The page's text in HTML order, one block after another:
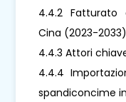
4.4.2 Fatturato
Cina (2023-2033)
4.4.3 Attori
4.4.4
spandiconcime